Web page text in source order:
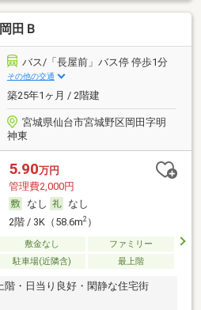
田Ｂ
バス/「長屋前」バス停 停歩1分
その他の交通
築25年1ヶ月 / 2階建
宮城県仙台市宮城野区岡田字明
神東
5.90万円
管理費2,000円
なし
なし
2階 / 3K（58.6m2）
敷金なし
ファミリー
駐車場(近隣含) 最上階
階・日当り良好・閑静な住宅街